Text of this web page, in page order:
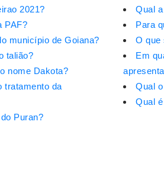
2021?
PAF?
município de Goiana?
talião?
nome Dakota?
tratamento da
Puran?
Qual
Para
O que
Em
Qual
Qual